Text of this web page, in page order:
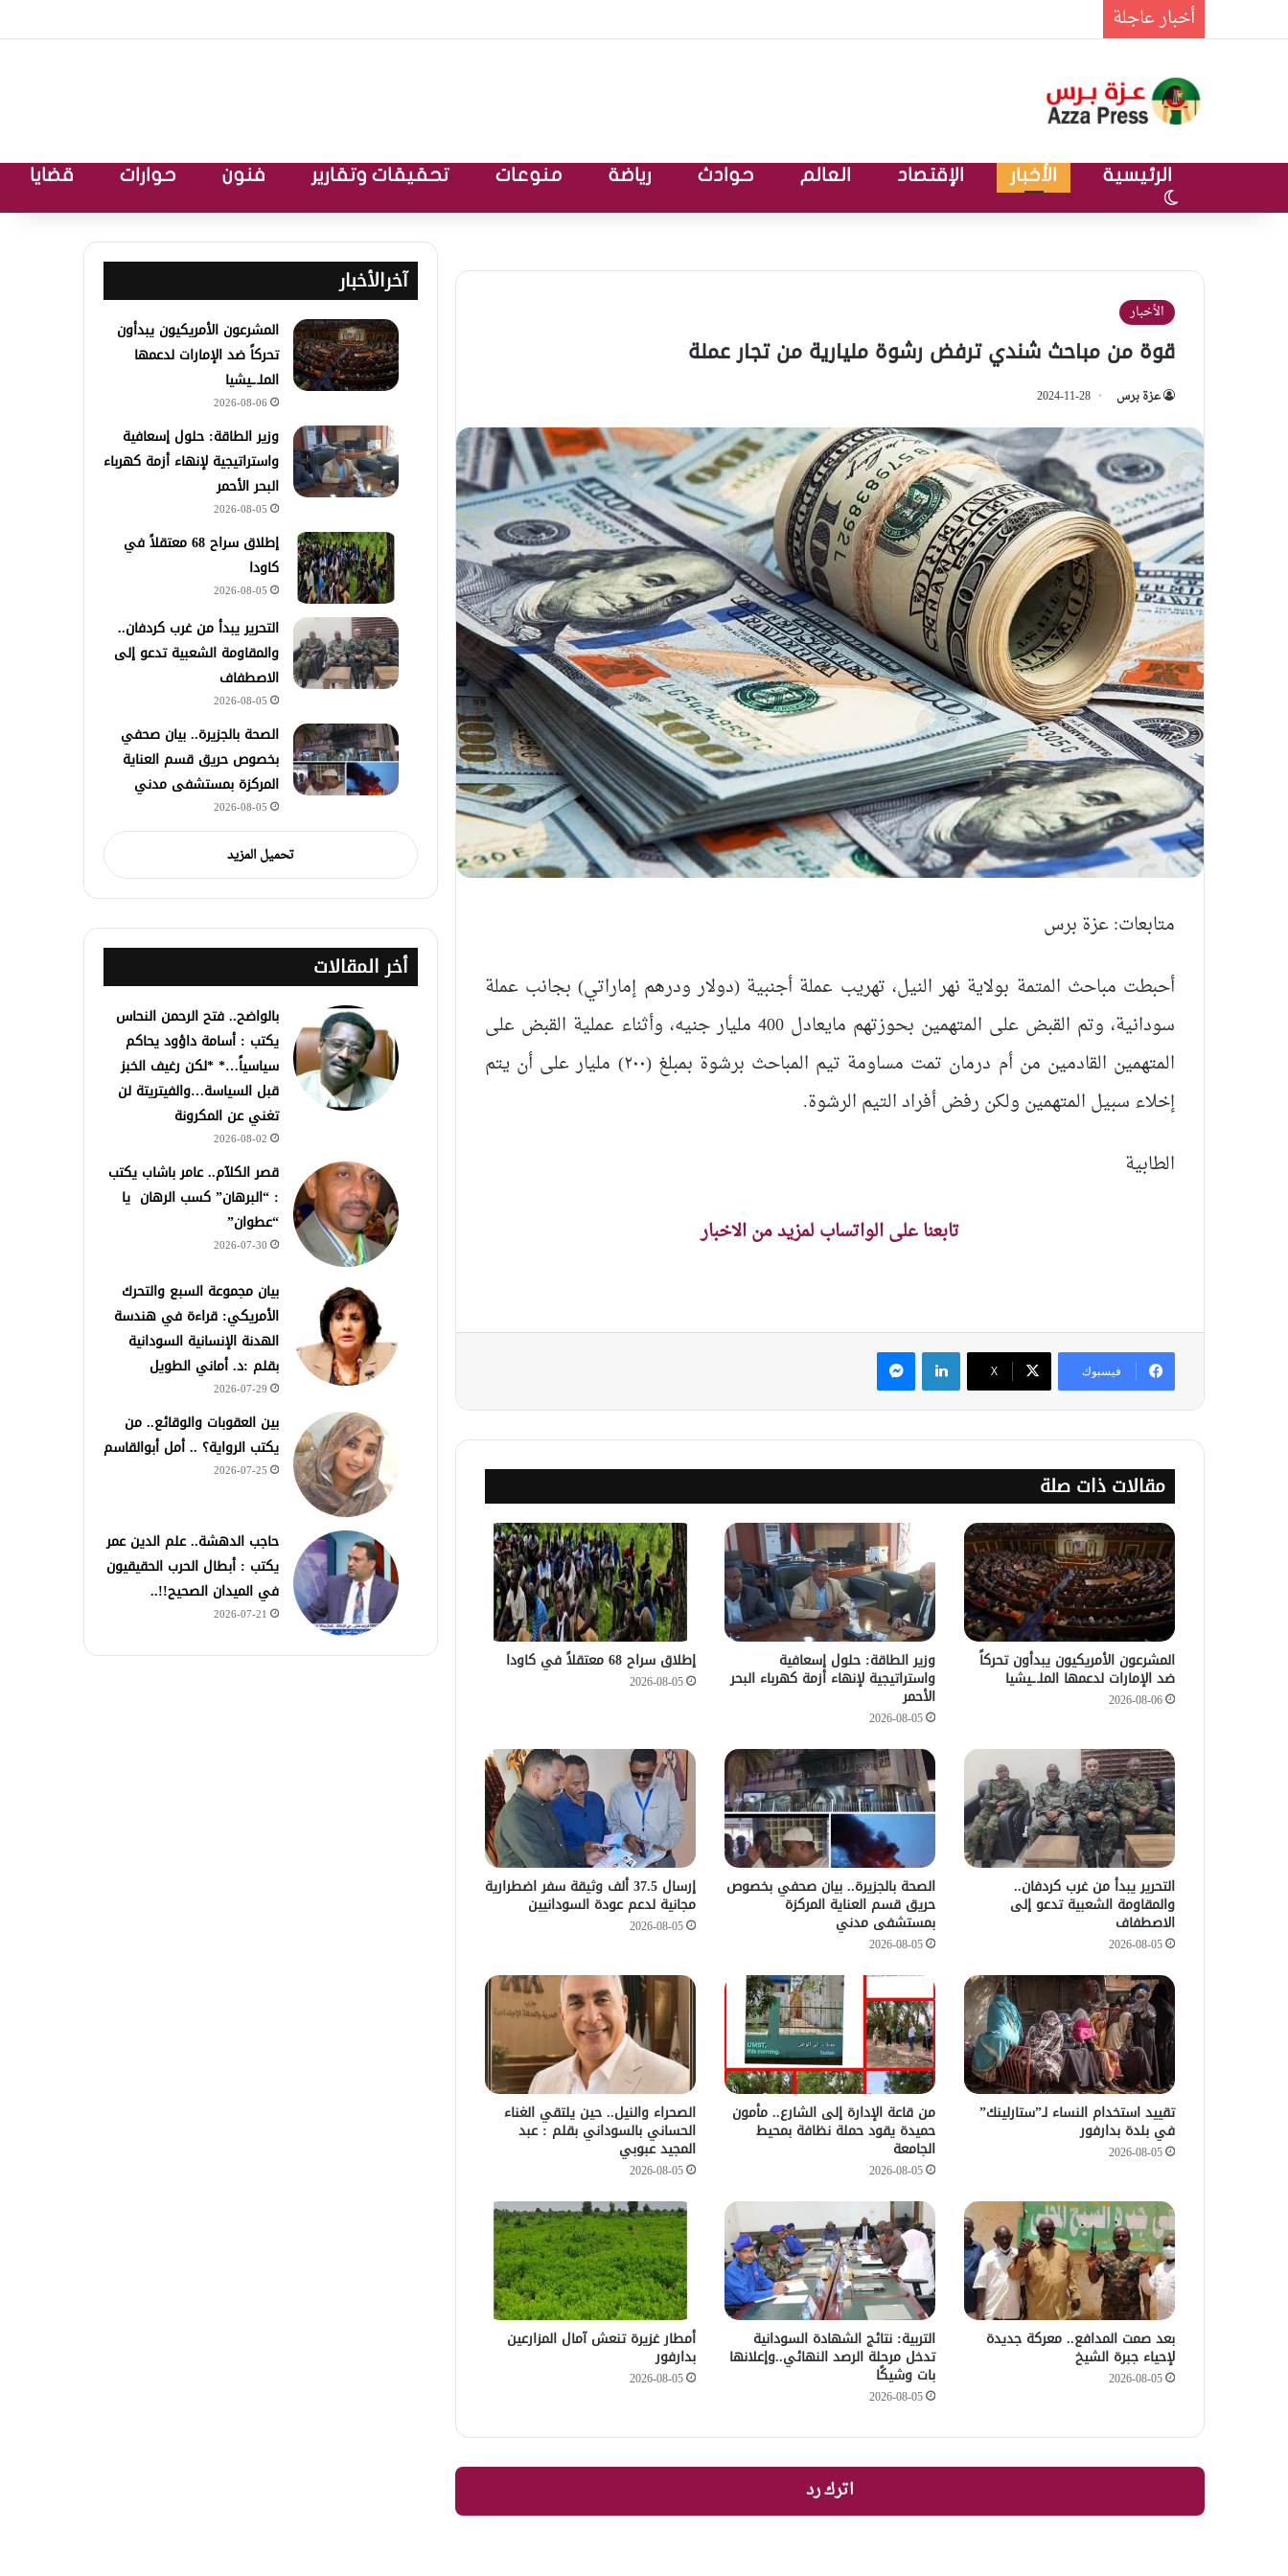
أخبار عاجلة
الرئيسية الأخبار الإقتصاد العالم حوادث رياضة منوعات تحقيقات وتقارير فنون حوارات قضايا
الوضع المظلم
الأخبار
قوة من مباحث شندي ترفض رشوة مليارية من تجار عملة
عزة برس 2024-11-28
متابعات: عزة برس
أحبطت مباحث المتمة بولاية نهر النيل، تهريب عملة أجنبية (دولار ودرهم إماراتي) بجانب عملة
سودانية، وتم القبض على المتهمين بحوزتهم مايعادل 400 مليار جنيه، وأثناء عملية القبض على
المتهمين القادمين من أم درمان تمت مساومة تيم المباحث برشوة بمبلغ (٢٠٠) مليار على أن يتم
إخلاء سبيل المتهمين ولكن رفض أفراد التيم الرشوة.
الطابية
تابعنا على الواتساب لمزيد من الاخبار
فيسبوك ‫X
لينكدإن ماسنجر
مقالات ذات صلة
المشرعون الأمريكيون يبدأون تحركاً
ضد الإمارات لدعمها الملـ.ـيشيا
2026-08-06
وزير الطاقة: حلول إسعافية
واستراتيجية لإنهاء أزمة كهرباء البحر
الأحمر
2026-08-05
إطلاق سراح 68 معتقلاً في كاودا
2026-08-05
التحرير يبدأ من غرب كردفان..
والمقاومة الشعبية تدعو إلى
الاصطفاف
2026-08-05
الصحة بالجزيرة.. بيان صحفي بخصوص
حريق قسم العناية المركزة
بمستشفى مدني
2026-08-05
إرسال 37.5 ألف وثيقة سفر اضطرارية
مجانية لدعم عودة السودانيين
2026-08-05
تقييد استخدام النساء لـ”ستارلينك”
في بلدة بدارفور
2026-08-05
من قاعة الإدارة إلى الشارع.. مأمون
حميدة يقود حملة نظافة بمحيط
الجامعة
2026-08-05
الصحراء والنيل.. حين يلتقي الغناء
الحساني بالسوداني بقلم : عبد
المجيد عبوبي
2026-08-05
بعد صمت المدافع.. معركة جديدة
لإحياء جبرة الشيخ
2026-08-05
التربية: نتائج الشهادة السودانية
تدخل مرحلة الرصد النهائي..وإعلانها
بات وشيكًا
2026-08-05
أمطار غزيرة تنعش آمال المزارعين
بدارفور
2026-08-05
اترك رد
آخرالأخبار
المشرعون الأمريكيون يبدأون
تحركاً ضد الإمارات لدعمها
الملـ.ـيشيا
2026-08-06
وزير الطاقة: حلول إسعافية
واستراتيجية لإنهاء أزمة كهرباء
البحر الأحمر
2026-08-05
إطلاق سراح 68 معتقلاً في
كاودا
2026-08-05
التحرير يبدأ من غرب كردفان..
والمقاومة الشعبية تدعو إلى
الاصطفاف
2026-08-05
الصحة بالجزيرة.. بيان صحفي
بخصوص حريق قسم العناية
المركزة بمستشفى مدني
2026-08-05
تحميل المزيد
أخر المقالات
بالواضح.. فتح الرحمن النحاس
يكتب : أسامة داؤود يحاكم
سياسياً…* *لكن رغيف الخبز
قبل السياسة…والفيتريتة لن
تغني عن المكرونة
2026-08-02
قصر الكلآم.. عامر باشاب يكتب
: “البرهان” كسب الرهان يا
“عطوان”
2026-07-30
بيان مجموعة السبع والتحرك
الأمريكي: قراءة في هندسة
الهدنة الإنسانية السودانية
بقلم :د. أماني الطويل
2026-07-29
بين العقوبات والوقائع.. من
يكتب الرواية؟ .. أمل أبوالقاسم
2026-07-25
حاجب الدهشة.. علم الدين عمر
يكتب : أبطال الحرب الحقيقيون
في الميدان الصحيح!!..
2026-07-21